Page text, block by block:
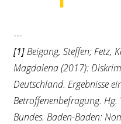
---
[1]Beigang, Steffen; Fetz,
Magdalena (2017):
Deutschland. Ergebnisse
Betroffenenbefragung. Hg.
Bundes. Baden-Baden: